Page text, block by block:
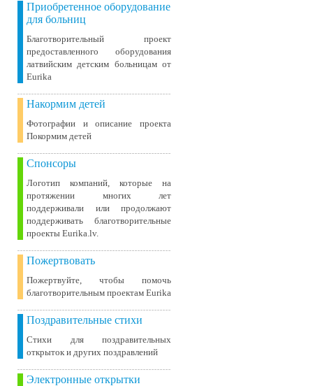
Приобретенное оборудование
для больниц
Благотворительный проект
предоставленного оборудования
латвийским детским больницам от
Eurika
Накормим детей
Фотографии и описание проекта
Покормим детей
Спонсоры
Логотип компаний, которые на
протяжении многих лет
поддерживали или продолжают
поддерживать благотворительные
проекты Eurika.lv.
Пожертвовать
Пожертвуйте, чтобы помочь
благотворительным проектам Eurika
Поздравительные стихи
Стихи для поздравительных
открыток и других поздравлений
Электронные открытки